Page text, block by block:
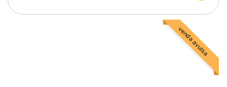
venda avulsa